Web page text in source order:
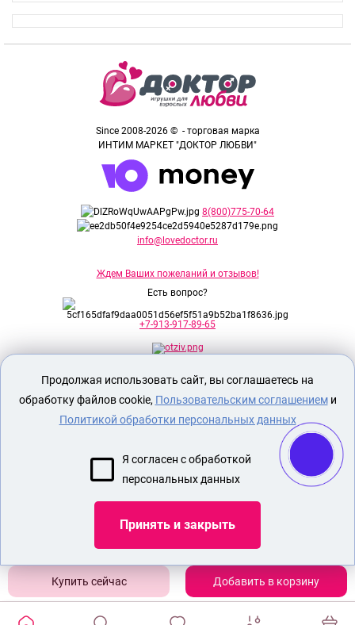
Добавить в корзину
Since 2008-2026 © - торговая марка
ИНТИМ МАРКЕТ "ДОКТОР ЛЮБВИ"
8(800)775-70-64
info@lovedoctor.ru
Ждем Ваших пожеланий и отзывов!
Есть вопрос?
+7-913-917-89-65
Секс шоп Доктор Любви предназначен
исключительно для лиц старше 18 лет!
Вся продукция имеет знак EAC
Евразийского соответствия.
ЭРОТИЧЕСКОЕ БЕЛЬЕ
Показать еще
Продолжая использовать сайт, вы соглашаетесь на
обработку файлов cookie, Пользовательским соглашениеми
Политикой обработки персональных данных
Я согласен с обработкой
персональных данных
Принять и закрыть